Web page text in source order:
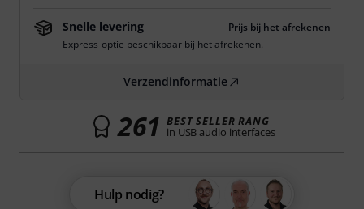
Snelle levering
Prijs bij het afrekenen
Express-optie beschikbaar bij het afrekenen.
Verzendinformatie
261 BEST SELLER RANG
in USB audio interfaces
Hulp nodig?